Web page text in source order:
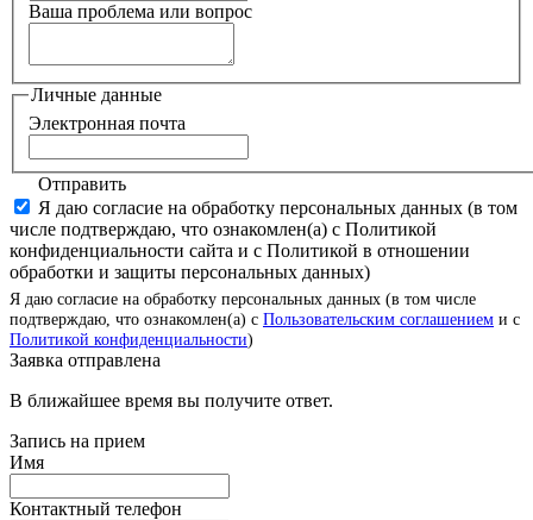
Ваша проблема или вопрос
Личные данные
Электронная почта
Отправить
Я даю согласие на обработку персональных данных (в том
числе подтверждаю, что ознакомлен(а) с Политикой
конфиденциальности сайта и с Политикой в отношении
обработки и защиты персональных данных)
Я даю согласие на обработку персональных данных (в том числе
подтверждаю, что ознакомлен(а) с Пользовательским соглашением и с
Политикой конфиденциальности)
Заявка отправлена
В ближайшее время вы получите ответ.
Запись на прием
Имя
Контактный телефон